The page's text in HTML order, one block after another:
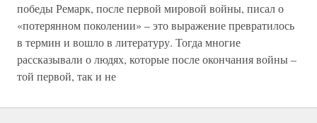
победы Ремарк, после первой мировой войны, писал о
«потерянном поколении» – это выражение превратилось
в термин и вошло в литературу. Тогда многие
рассказывали о людях, которые после окончания войны –
той первой, так и не